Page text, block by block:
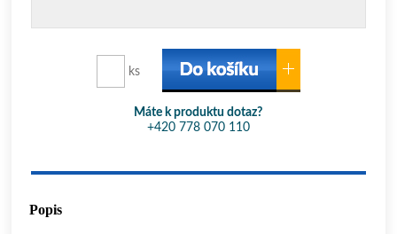
ks
Máte k produktu dotaz?
+420 778 070 110
Popis